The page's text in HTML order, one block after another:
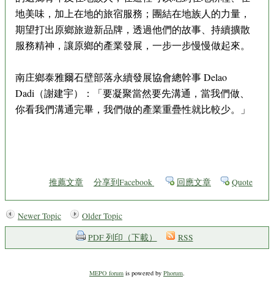
地美味，加上在地的旅宿服務；團結在地族人的力量，
期望打出原鄉旅遊新品牌，透過他們的故事、持續擴散
服務精神，讓原鄉的產業發展，一步一步慢慢做起來。
南庄鄉泰雅爾石壁部落永續發展協會總幹事 Delao
Dadi（謝建宇）：「要凝聚當然要先溝通，當我們做、
你看我們溝通完畢，我們做的產業重疊性就比較少。」
推薦文章 分享到Facebook 回應文章 Quote
Newer Topic
Older Topic
PDF 列印（下載）
RSS
MEPO forum is powered by Phorum.